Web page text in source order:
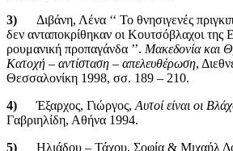
3) Διβάνη, Λένα ‘‘ Το θνησιγενές
δεν ανταποκρίθηκαν οι Κουτσόβλαχοι της
ρουμανική προπαγάνδα ’’. Μακεδονία και
Κατοχή – αντίσταση – απελευθέρωση,
Θεσσαλονίκη 1998, σσ. 189 – 210.
4)Έξαρχος, Γιώργος, Αυτοί είναι οι
Γαβριηλίδη, Αθήνα 1994.
5) Ηλιάδου – Τάχου, Σοφία & Μιχαήλ